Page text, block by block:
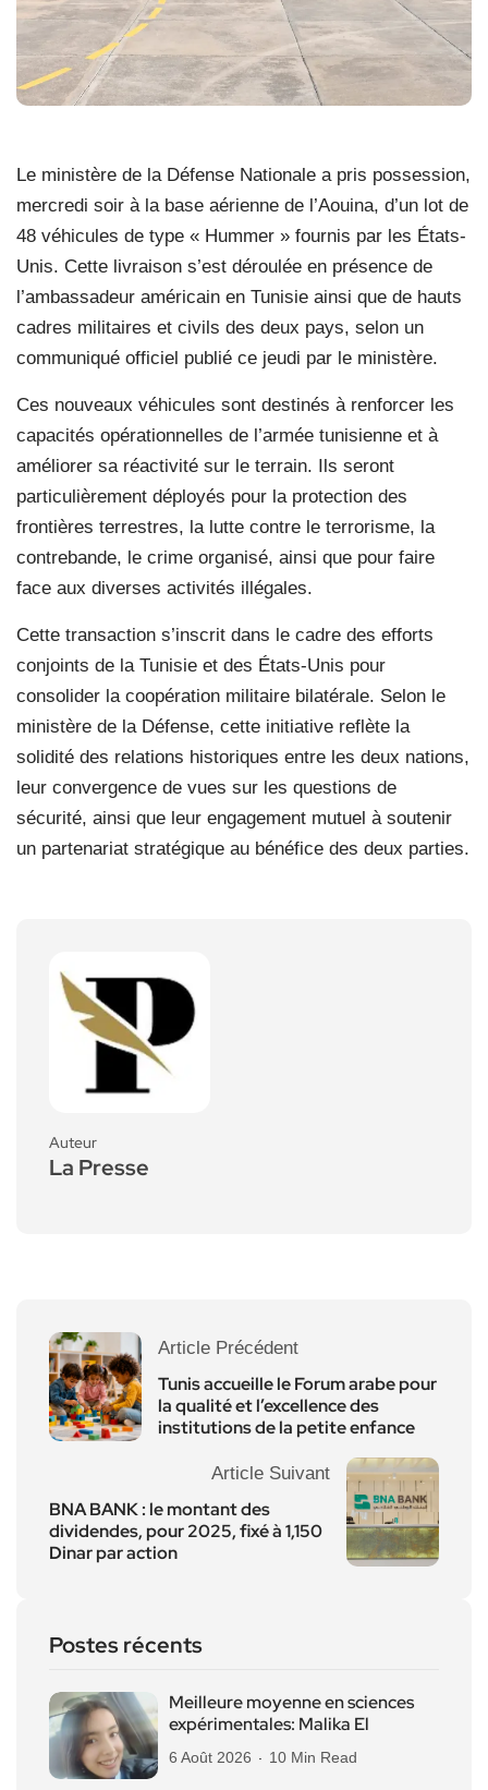
Le ministère de la Défense Nationale a pris possession,
mercredi soir à la base aérienne de l’Aouina, d’un lot de
48 véhicules de type « Hummer » fournis par les États-
Unis. Cette livraison s’est déroulée en présence de
l’ambassadeur américain en Tunisie ainsi que de hauts
cadres militaires et civils des deux pays, selon un
communiqué officiel publié ce jeudi par le ministère.
Ces nouveaux véhicules sont destinés à renforcer les
capacités opérationnelles de l’armée tunisienne et à
améliorer sa réactivité sur le terrain. Ils seront
particulièrement déployés pour la protection des
frontières terrestres, la lutte contre le terrorisme, la
contrebande, le crime organisé, ainsi que pour faire
face aux diverses activités illégales.
Cette transaction s’inscrit dans le cadre des efforts
conjoints de la Tunisie et des États-Unis pour
consolider la coopération militaire bilatérale. Selon le
ministère de la Défense, cette initiative reflète la
solidité des relations historiques entre les deux nations,
leur convergence de vues sur les questions de
sécurité, ainsi que leur engagement mutuel à soutenir
un partenariat stratégique au bénéfice des deux parties.
Auteur
La Presse
Article Précédent
Tunis accueille le Forum arabe pour
la qualité et l’excellence des
institutions de la petite enfance
Article Suivant
BNA BANK : le montant des
dividendes, pour 2025, fixé à 1,150
Dinar par action
Postes récents
Meilleure moyenne en sciences
expérimentales: Malika El
6 Août 2026 10 Min Read